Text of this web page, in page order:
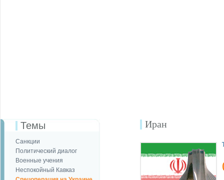
Темы
Санкции
Политический диалог
Военные учения
Неспокойный Кавказ
Иран